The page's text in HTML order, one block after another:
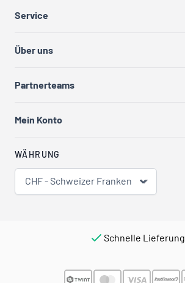
Service
Über uns
Partnerteams
Mein Konto
WÄHRUNG
CHF - Schweizer Franken
Schnelle Lieferung